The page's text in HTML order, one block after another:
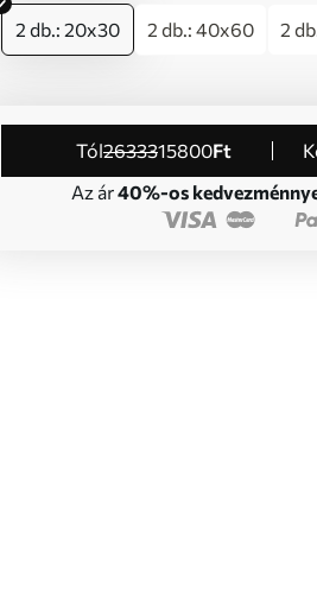
2 db.: 20x30 2 db.: 40x60 2
Tól2633315800Ft
Az ár40%-os